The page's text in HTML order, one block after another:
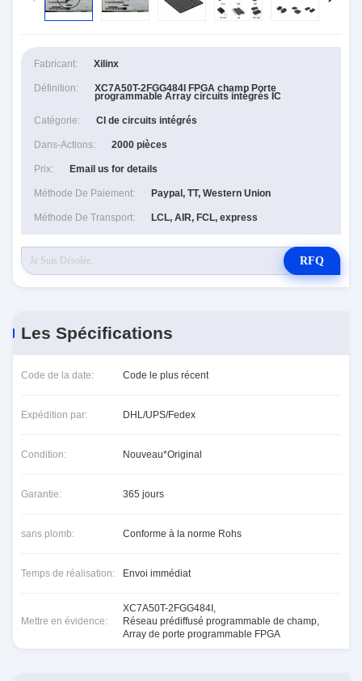
Fabricant: Xilinx
Définition: XC7A50T-2FGG484I FPGA champ Porte
programmable Array circuits intégrés IC
Catégorie: CI de circuits intégrés
Dans-Actions: 2000 pièces
Prix: Email us for details
Méthode De Paiement: Paypal, TT, Western Union
Méthode De Transport: LCL, AIR, FCL, express
RFQ
Les Spécifications
Code de la date: Code le plus récent
Expédition par: DHL/UPS/Fedex
Condition: Nouveau*Original
Garantie: 365 jours
sans plomb: Conforme à la norme Rohs
Temps de réalisation: Envoi immédiat
Mettre en évidence:
XC7A50T-2FGG484I ,
Réseau prédiffusé programmable de champ,
Array de porte programmable FPGA